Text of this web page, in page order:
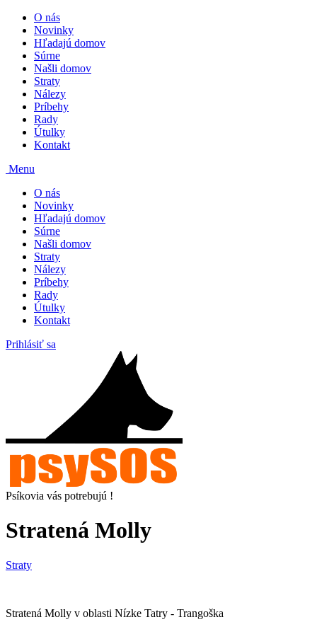
O nás
Novinky
Hľadajú domov
Súrne
Našli domov
Straty
Nálezy
Príbehy
Rady
Útulky
Kontakt
Menu
O nás
Novinky
Hľadajú domov
Súrne
Našli domov
Straty
Nálezy
Príbehy
Rady
Útulky
Kontakt
Prihlásiť sa
Psíkovia vás potrebujú !
Stratená Molly
Straty
Stratená Molly v oblasti Nízke Tatry - Trangoška